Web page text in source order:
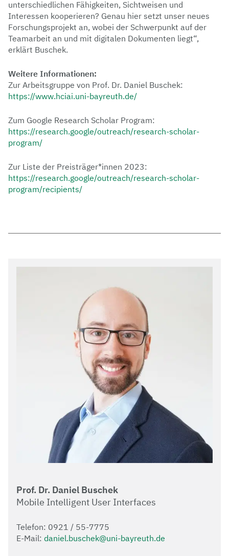
unterschiedlichen Fähigkeiten, Sichtweisen und
Interessen kooperieren? Genau hier setzt unser neues
Forschungsprojekt an, wobei der Schwerpunkt auf der
Teamarbeit an und mit digitalen Dokumenten liegt“,
erklärt Buschek.
Weitere Informationen:
Zur Arbeitsgruppe von Prof. Dr. Daniel Buschek:
https://www.hciai.uni-bayreuth.de/
Zum Google Research Scholar Program:
https://research.google/outreach/research-scholar-
program/
Zur Liste der Preisträger*innen 2023:
https://research.google/outreach/research-scholar-
program/recipients/
Prof. Dr. Daniel Buschek
Mobile Intelligent User Interfaces
Telefon: 0921 / 55-7775
E-Mail: daniel.buschek@uni-bayreuth.de